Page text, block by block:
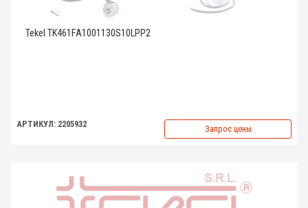
Tekel TK461FA1001130S10LPP2
АРТИКУЛ: 2205932 Запрос цены